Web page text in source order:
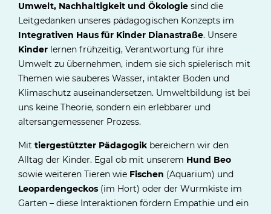
Umwelt, Nachhaltigkeit und Ökologie sind die
Leitgedanken unseres pädagogischen Konzepts im
Integrativen Haus für Kinder Dianastraße. Unsere
Kinder lernen frühzeitig, Verantwortung für ihre
Umwelt zu übernehmen, indem sie sich spielerisch mit
Themen wie sauberes Wasser, intakter Boden und
Klimaschutz auseinandersetzen. Umweltbildung ist bei
uns keine Theorie, sondern ein erlebbarer und
altersangemessener Prozess.
Mit tiergestützter Pädagogik bereichern wir den
Alltag der Kinder. Egal ob mit unserem Hund Beo
sowie weiteren Tieren wie Fischen (Aquarium) und
Leopardengeckos (im Hort) oder der Wurmkiste im
Garten – diese Interaktionen fördern Empathie und ein